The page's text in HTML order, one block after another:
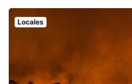
Locales